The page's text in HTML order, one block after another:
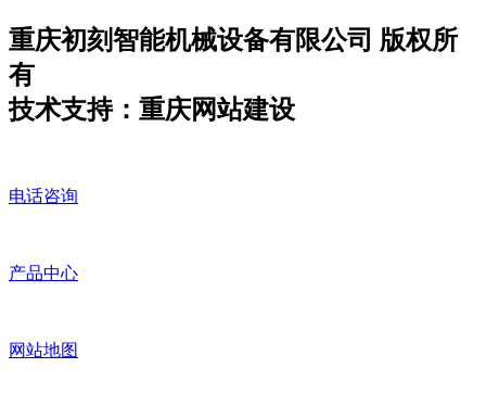
重庆初刻智能机械设备有限公司 版权所
有
技术支持：重庆网站建设
电话咨询
产品中心
网站地图